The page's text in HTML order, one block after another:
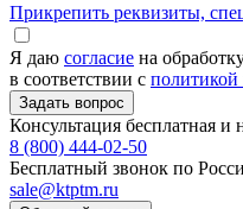
Прикрепить реквизиты,
Я даю согласие на
в соответствии с политикой
Консультация бесплатная
8 (800) 444-02-50
Бесплатный звонок по
sale@ktptm.ru